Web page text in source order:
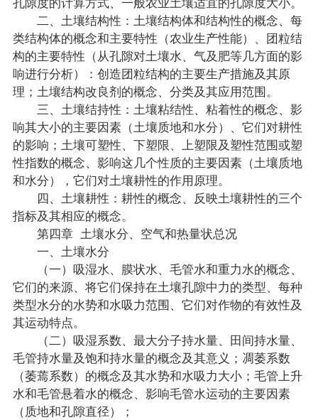
二、土壤结构性：土壤结构体和结构性的概念、每
类结构体的概念和主要特性（农业生产性能）、团粒结
构的主要特性（从孔隙对土壤水、气及肥等几方面的影
响进行分析）：创造团粒结构的主要生产措施及其原
理；土壤结构改良剂的概念、分类及其应用范围。
三、土壤结持性：土壤粘结性、粘着性的概念、影
响其大小的主要因素（土壤质地和水分）、它们对耕性
的影响；土壤可塑性、下塑限、上塑限及塑性范围或塑
性指数的概念、影响这几个性质的主要因素（土壤质地
和水分），它们对土壤耕性的作用原理。
四、土壤耕性：耕性的概念、反映土壤耕性的三个
指标及其相应的概念。
第四章 土壤水分、空气和热量状总况
一、土壤水分
（一）吸湿水、膜状水、毛管水和重力水的概念、
它们的来源、将它们保持在土壤孔隙中力的类型、每种
类型水分的水势和水吸力范围、它们对作物的有效性及
其运动特点。
（二）吸湿系数、最大分子持水量、田间持水量、
毛管持水量及饱和持水量的概念及其意义；凋萎系数
（萎蔫系数）的概念及其水势和水吸力大小；毛管上升
水和毛管悬着水的概念、影响毛管水运动的主要因素
（质地和孔隙直径）；